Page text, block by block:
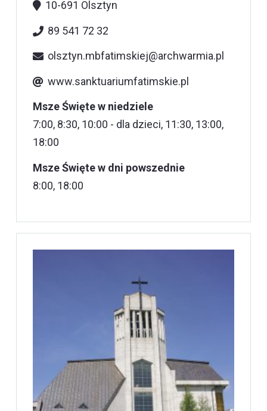
10-691 Olsztyn
89 541 72 32
olsztyn.mbfatimskiej@archwarmia.pl
www.sanktuariumfatimskie.pl
Msze Święte w niedziele
7:00, 8:30, 10:00 - dla dzieci, 11:30, 13:00,
18:00
Msze Święte w dni powszednie
8:00, 18:00